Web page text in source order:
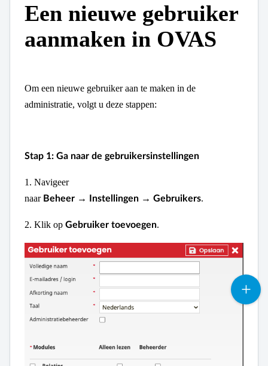
Een nieuwe gebruiker
aanmaken in OVAS
Om een nieuwe gebruiker aan te maken in de
administratie, volgt u deze stappen:
Stap 1: Ga naar de gebruikersinstellingen
1. Navigeer
naar Beheer → Instellingen → Gebruikers.
2. Klik op Gebruiker toevoegen.